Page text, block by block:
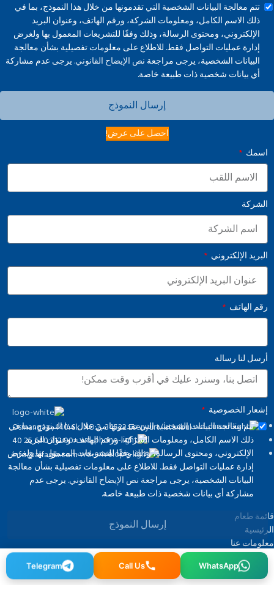
تتم معالجة البيانات الشخصية التي تقدمونها من خلال هذا النموذج، بما في
ذلك الاسم الكامل، ومعلومات الشركة، ورقم الهاتف، وعنوان البريد
الإلكتروني، ومحتوى الرسالة، وذلك وفقًا للتشريعات المعمول بها ولغرض
إدارة عمليات التواصل فقط. للاطلاع على معلومات تفصيلية بشأن معالجة
البيانات الشخصية، يرجى مراجعة نص الإيضاح القانوني.يرجى عدم مشاركة
أي بيانات شخصية ذات طبيعة خاصة.
إرسال النموذج
Osmangazi, 140. Sk. NO:2, 34522 Esenyurt/İstanbul
+90 212 640 25 40
info@alfaglb.com
WhatsApp
Call Us
Telegram
احصل على عرض!
اسمك
الشركة
البريد الإلكتروني
رقم الهاتف
أرسل لنا رسالة
إشعار الخصوصية
تتم معالجة البيانات الشخصية التي تقدمونها من خلال هذا النموذج، بما في
ذلك الاسم الكامل، ومعلومات الشركة، ورقم الهاتف، وعنوان البريد
الإلكتروني، ومحتوى الرسالة، وذلك وفقًا للتشريعات المعمول بها ولغرض
إدارة عمليات التواصل فقط. للاطلاع على معلومات تفصيلية بشأن معالجة
البيانات الشخصية، يرجى مراجعة نص الإيضاح القانوني.يرجى عدم
مشاركة أي بيانات شخصية ذات طبيعة خاصة.
إرسال النموذج
قائمة طعام
الرئيسية
معلومات عنا
العلامات التجارية
صالة العرض
التواصل